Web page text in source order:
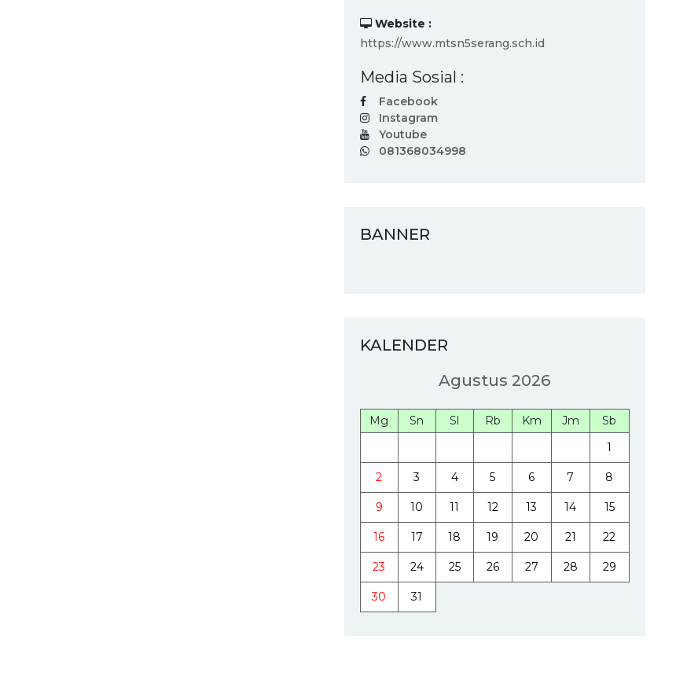
Website :
https://www.mtsn5serang.sch.id
Media Sosial :
Facebook
Instagram
Youtube
081368034998
BANNER
KALENDER
Agustus 2026
Mg Sn Sl Rb Km Jm
Sb
1
2 3 4 5 6 7 8
9 10 11 12 13 14 15
16 17 18 19 20 21 22
23 24 25 26 27 28 29
30 31